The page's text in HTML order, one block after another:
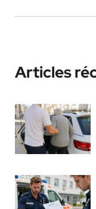
Articles